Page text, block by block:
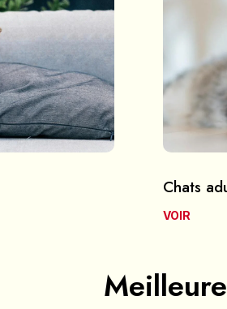
Chats
VOIR